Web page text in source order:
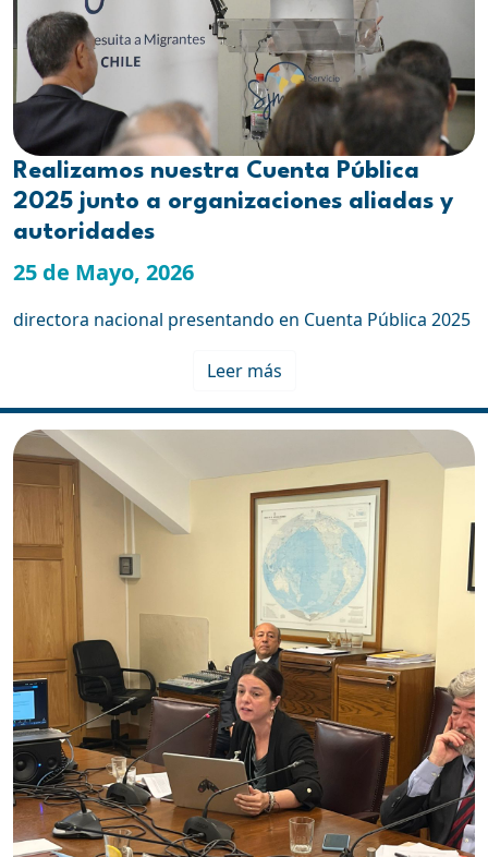
Realizamos nuestra Cuenta Pública
2025 junto a organizaciones aliadas y
autoridades
25 de Mayo, 2026
directora nacional presentando en Cuenta Pública 2025
Leer más